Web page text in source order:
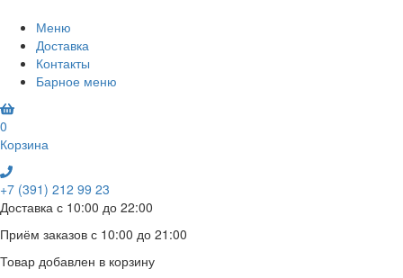
Меню
Доставка
Контакты
Барное меню
0
Корзина
+7 (391) 212 99 23
Доставка с 10:00 до 22:00
Приём заказов с 10:00 до 21:00
Товар добавлен в корзину